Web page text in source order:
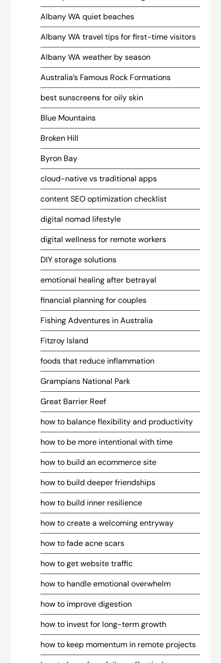
Albany WA quiet beaches
Albany WA travel tips for first-time visitors
Albany WA weather by season
Australia’s Famous Rock Formations
best sunscreens for oily skin
Blue Mountains
Broken Hill
Byron Bay
cloud-native vs traditional apps
content SEO optimization checklist
digital nomad lifestyle
digital wellness for remote workers
DIY storage solutions
emotional healing after betrayal
financial planning for couples
Fishing Adventures in Australia
Fitzroy Island
foods that reduce inflammation
Grampians National Park
Great Barrier Reef
how to balance flexibility and productivity
how to be more intentional with time
how to build an ecommerce site
how to build deeper friendships
how to build inner resilience
how to create a welcoming entryway
how to fade acne scars
how to get website traffic
how to handle emotional overwhelm
how to improve digestion
how to invest for long-term growth
how to keep momentum in remote projects